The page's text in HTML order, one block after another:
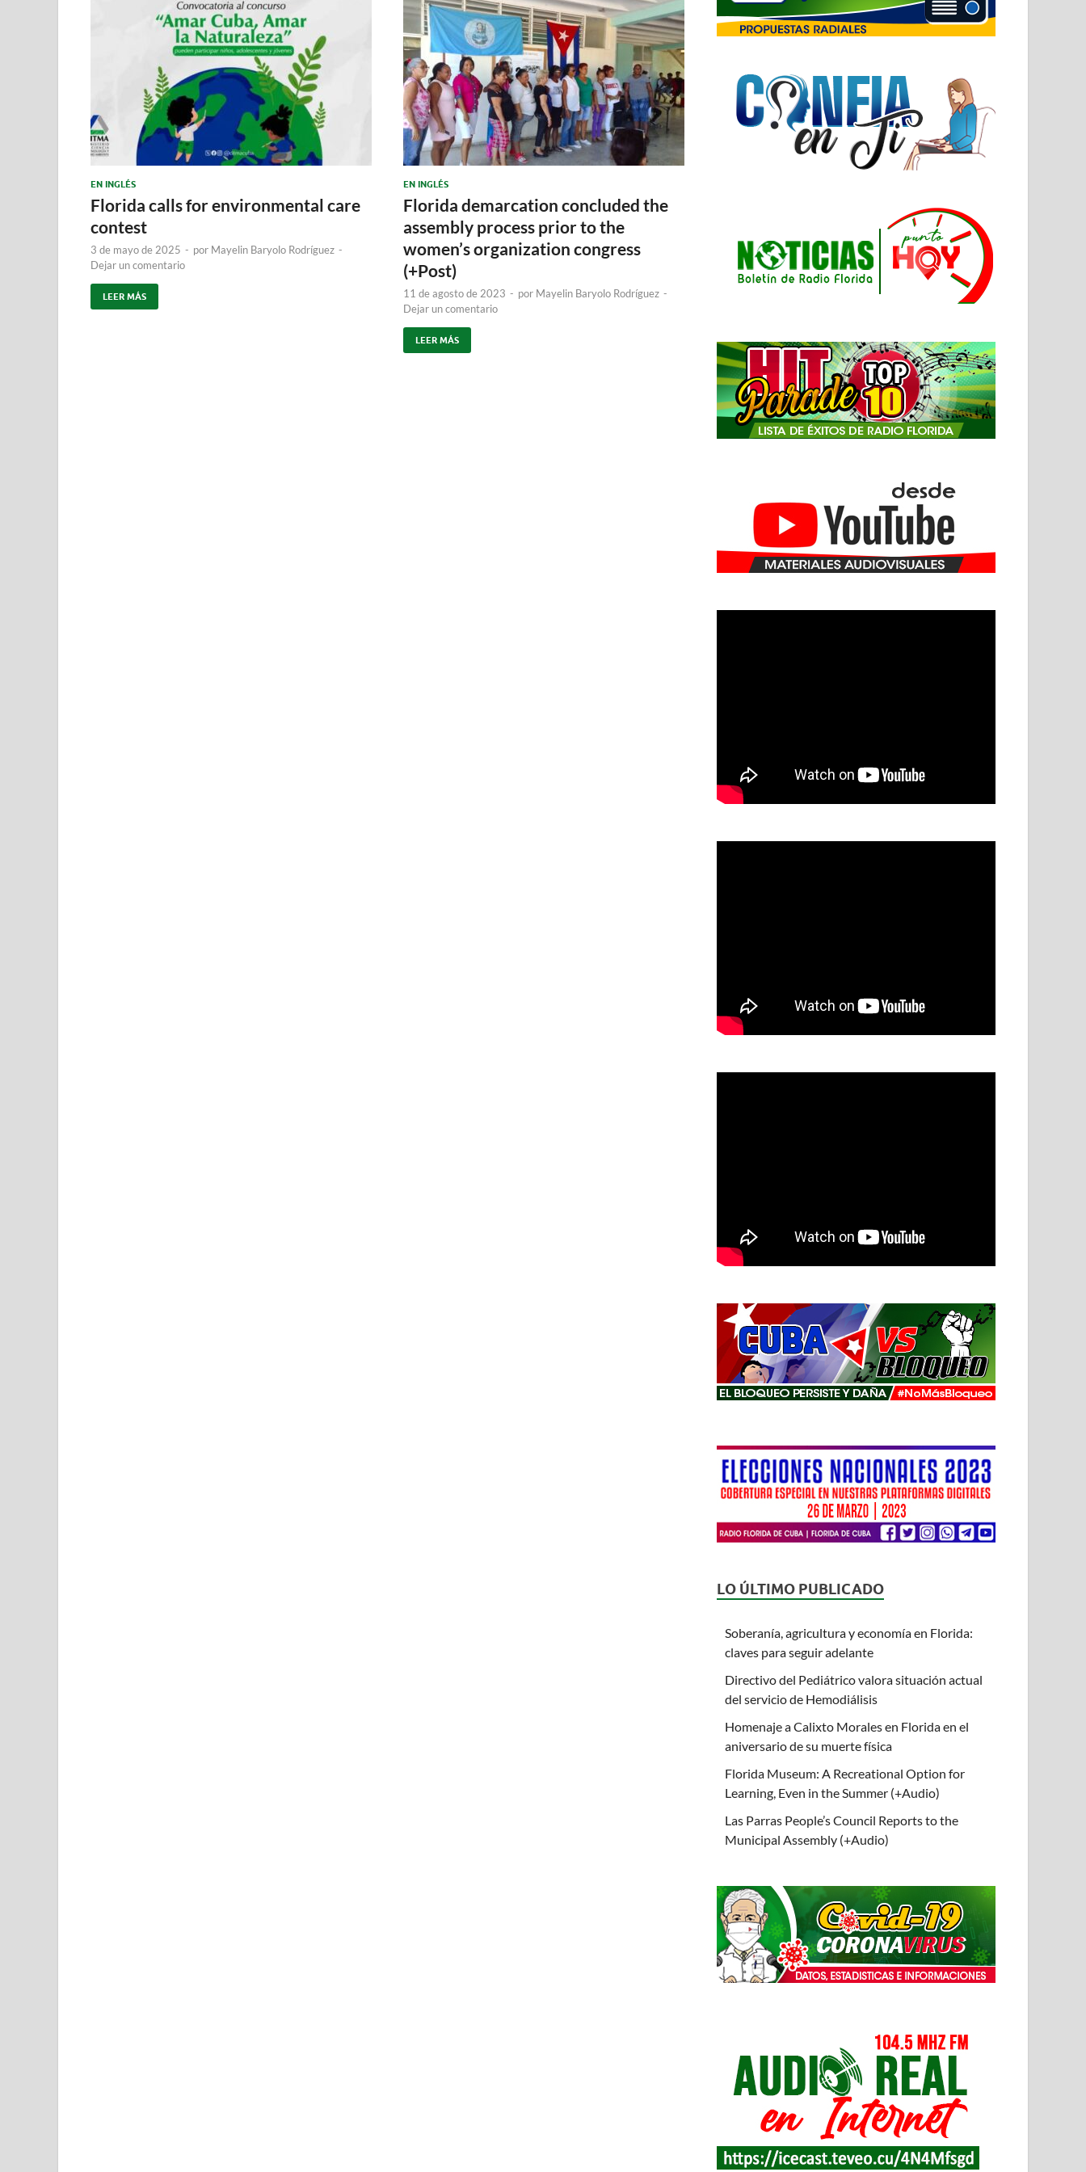
EN INGLÉS
Florida calls for environmental care
contest
3 de mayo de 2025 - por Mayelin Baryolo Rodríguez -
Dejar un comentario
LEER MÁS
EN INGLÉS
Florida demarcation concluded the
assembly process prior to the
women’s organization congress
(+Post)
11 de agosto de 2023 - por Mayelin Baryolo Rodríguez -
Dejar un comentario
LEER MÁS
LO ÚLTIMO PUBLICADO
Soberanía, agricultura y economía en Florida:
claves para seguir adelante
Directivo del Pediátrico valora situación actual
del servicio de Hemodiálisis
Homenaje a Calixto Morales en Florida en el
aniversario de su muerte física
Florida Museum: A Recreational Option for
Learning, Even in the Summer (+Audio)
Las Parras People’s Council Reports to the
Municipal Assembly (+Audio)